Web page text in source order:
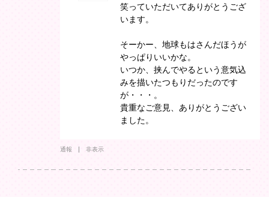
笑っていただいてありがとうござ
います。
そーかー、地球もはさんだほうが
やっぱりいいかな。
いつか、挟んでやるという意気込
みを描いたつもりだったのです
が・・・。
貴重なご意見、ありがとうござい
ました。
通報 非表示